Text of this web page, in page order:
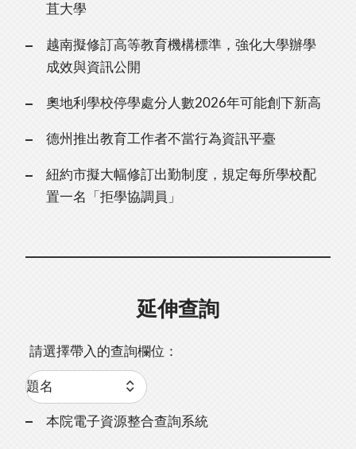
苴大學
越南擬修訂高等教育機構標準，強化大學辦學
成效與資訊公開
奧地利學校停學處分人數2026年可能創下新高
德州推出教育工作者不當行為資訊平臺
紐約市擬大幅修訂出勤制度，規定每所學校配
置一名「拒學協調員」
延伸查詢
請選擇帶入的查詢欄位：
本院電子資源整合查詢系統